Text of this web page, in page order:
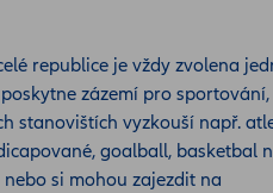
republice je vždy zvolena
zázemí pro
stanovištích vyzkouší např.
goalball, basketbal
si mohou zajezdit na